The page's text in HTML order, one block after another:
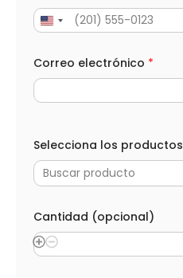
Correo electrónico *
Selecciona los productos
Buscar producto
Cantidad (opcional)